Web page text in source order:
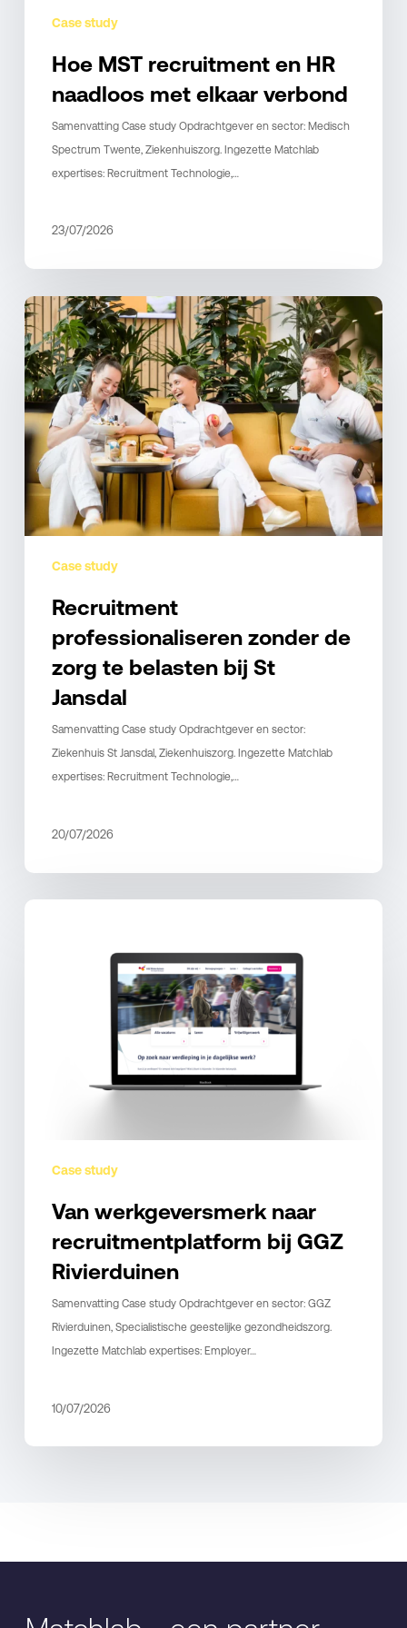
Case study
Hoe MST recruitment en HR
naadloos met elkaar verbond
Samenvatting Case study Opdrachtgever en sector: Medisch
Spectrum Twente, Ziekenhuiszorg. Ingezette Matchlab
expertises: Recruitment Technologie,…
23/07/2026
Case study
Recruitment
professionaliseren
zonder
de
zorg
te
belasten
bij
St
Jansdal
Recruitment
professionaliseren zonder de
zorg te belasten bij St
Jansdal
Samenvatting Case study Opdrachtgever en sector:
Ziekenhuis St Jansdal, Ziekenhuiszorg. Ingezette Matchlab
expertises: Recruitment Technologie,…
20/07/2026
Case study
recruitmentplatform
Van werkgeversmerk naar
recruitmentplatform bij GGZ
Rivierduinen
Samenvatting Case study Opdrachtgever en sector: GGZ
Rivierduinen, Specialistische geestelijke gezondheidszorg.
Ingezette Matchlab expertises: Employer…
10/07/2026